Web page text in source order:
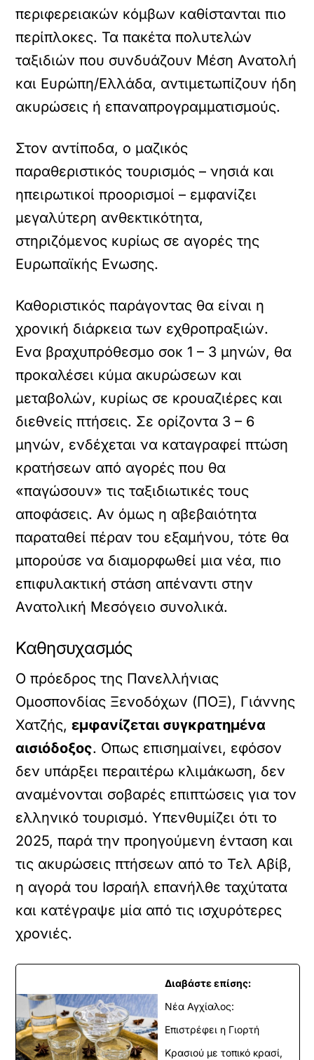
περιφερειακών κόμβων καθίστανται πιο
περίπλοκες. Τα πακέτα πολυτελών
ταξιδιών που συνδυάζουν Μέση Ανατολή
και Ευρώπη/Ελλάδα, αντιμετωπίζουν ήδη
ακυρώσεις ή επαναπρογραμματισμούς.
Στον αντίποδα, ο μαζικός
παραθεριστικός τουρισμός – νησιά και
ηπειρωτικοί προορισμοί – εμφανίζει
μεγαλύτερη ανθεκτικότητα,
στηριζόμενος κυρίως σε αγορές της
Ευρωπαϊκής Ενωσης.
Καθοριστικός παράγοντας θα είναι η
χρονική διάρκεια των εχθροπραξιών.
Ενα βραχυπρόθεσμο σοκ 1 – 3 μηνών, θα
προκαλέσει κύμα ακυρώσεων και
μεταβολών, κυρίως σε κρουαζιέρες και
διεθνείς πτήσεις. Σε ορίζοντα 3 – 6
μηνών, ενδέχεται να καταγραφεί πτώση
κρατήσεων από αγορές που θα
«παγώσουν» τις ταξιδιωτικές τους
αποφάσεις. Αν όμως η αβεβαιότητα
παραταθεί πέραν του εξαμήνου, τότε θα
μπορούσε να διαμορφωθεί μια νέα, πιο
επιφυλακτική στάση απέναντι στην
Ανατολική Μεσόγειο συνολικά.
Καθησυχασμός
Ο πρόεδρος της Πανελλήνιας
Ομοσπονδίας Ξενοδόχων (ΠΟΞ), Γιάννης
Χατζής,εμφανίζεται συγκρατημένα
αισιόδοξος. Οπως επισημαίνει, εφόσον
δεν υπάρξει περαιτέρω κλιμάκωση, δεν
αναμένονται σοβαρές επιπτώσεις για τον
ελληνικό τουρισμό. Υπενθυμίζει ότι το
2025, παρά την προηγούμενη ένταση και
τις ακυρώσεις πτήσεων από το Τελ Αβίβ,
η αγορά του Ισραήλ επανήλθε ταχύτατα
και κατέγραψε μία από τις ισχυρότερες
χρονιές.
Διαβάστε επίσης:
Νέα Αγχίαλος:
Επιστρέφει η Γιορτή
Κρασιού με τοπικό κρασί,